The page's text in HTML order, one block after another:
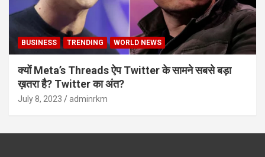
BUSINESS TRENDING WORLD NEWS
क्यों Meta’s Threads ऐप Twitter के सामने सबसे बड़ा
ख़तरा है? Twitter का अंत?
July 8, 2023 adminrkm